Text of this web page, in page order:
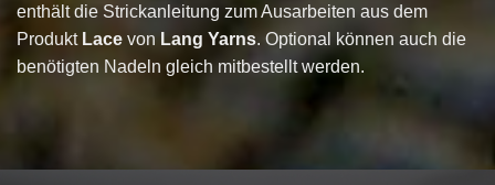
enthält die Strickanleitung zum Ausarbeiten aus dem
Produkt Lace von Lang Yarns. Optional können auch die
benötigten Nadeln gleich mitbestellt werden.